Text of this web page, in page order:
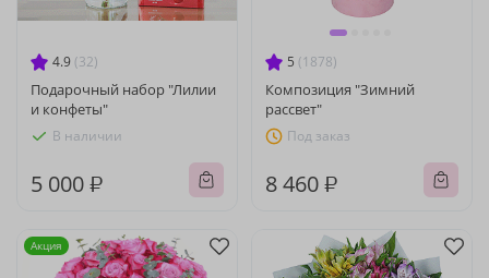
4.9 (32)
Подарочный набор "Лилии
и конфеты"
В наличии
5 000 ₽
5 (1878)
Композиция "Зимний
рассвет"
Под заказ
8 460 ₽
Акция